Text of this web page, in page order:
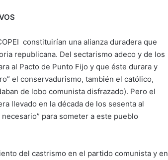
constituirían una alianza duradera que
republicana. Del sectarismo adeco y de los
al Pacto de Punto Fijo y que éste durara y
el conservadurismo, también el católico,
de lobo comunista disfrazado). Pero el
llevado en la década de los sesenta al
para someter a este pueblo
del castrismo en el partido comunista y en